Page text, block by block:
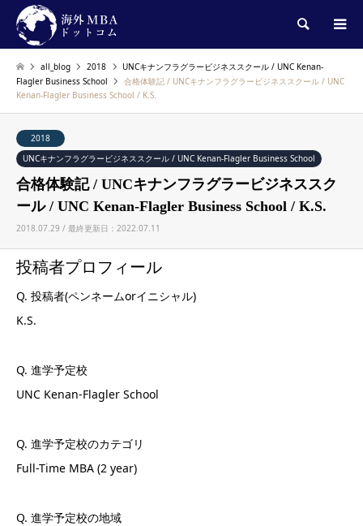
検索
all_blog 2018
UNCキナンフラグラービジネススクール / UNC Kenan-
Flagler Business School
合格体験記 / UNCキナンフラグラービジネススクール / UNC
Kenan-Flagler Business School / K.S.
2018
UNCキナンフラグラービジネススクール / UNC Kenan-Flagler Business School
合格体験記 / UNCキナンフラグラービジネススク
ール / UNC Kenan-Flagler Business School / K.S.
2018.07.29 / 最終更新日：2022.07.11
投稿者プロフィール
Q. 投稿者(ペンネームorイニシャル)
K.S.
Q. 進学予定校
UNC Kenan-Flagler School
Q. 進学予定校のカテゴリ
Full-Time MBA (2 year)
Q. 進学予定校の地域